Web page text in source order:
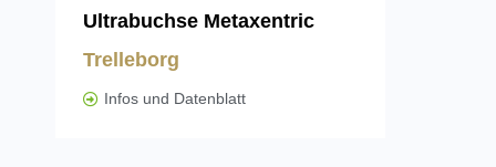
Ultrabuchse Metaxentric
Trelleborg
Infos und Datenblatt